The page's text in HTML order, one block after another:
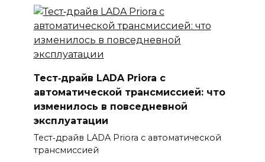
Тест‑драйв LADA Priora с
автоматической трансмиссией: что
изменилось в повседневной
эксплуатации
Тест‑драйв LADA Priora с автоматической
трансмиссией